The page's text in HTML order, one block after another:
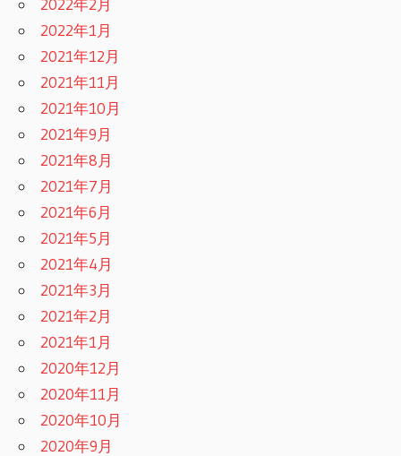
2022年2月
2022年1月
2021年12月
2021年11月
2021年10月
2021年9月
2021年8月
2021年7月
2021年6月
2021年5月
2021年4月
2021年3月
2021年2月
2021年1月
2020年12月
2020年11月
2020年10月
2020年9月